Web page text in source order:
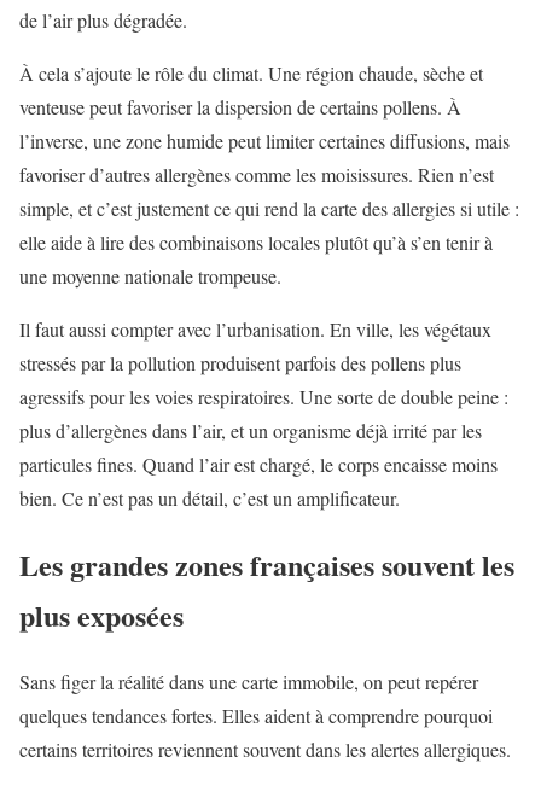
de l’air plus dégradée.
À cela s’ajoute le rôle du climat. Une région chaude, sèche et
venteuse peut favoriser la dispersion de certains pollens. À
l’inverse, une zone humide peut limiter certaines diffusions, mais
favoriser d’autres allergènes comme les moisissures. Rien n’est
simple, et c’est justement ce qui rend la carte des allergies si utile :
elle aide à lire des combinaisons locales plutôt qu’à s’en tenir à
une moyenne nationale trompeuse.
Il faut aussi compter avec l’urbanisation. En ville, les végétaux
stressés par la pollution produisent parfois des pollens plus
agressifs pour les voies respiratoires. Une sorte de double peine :
plus d’allergènes dans l’air, et un organisme déjà irrité par les
particules fines. Quand l’air est chargé, le corps encaisse moins
bien. Ce n’est pas un détail, c’est un amplificateur.
Les grandes zones françaises souvent les
plus exposées
Sans figer la réalité dans une carte immobile, on peut repérer
quelques tendances fortes. Elles aident à comprendre pourquoi
certains territoires reviennent souvent dans les alertes allergiques.